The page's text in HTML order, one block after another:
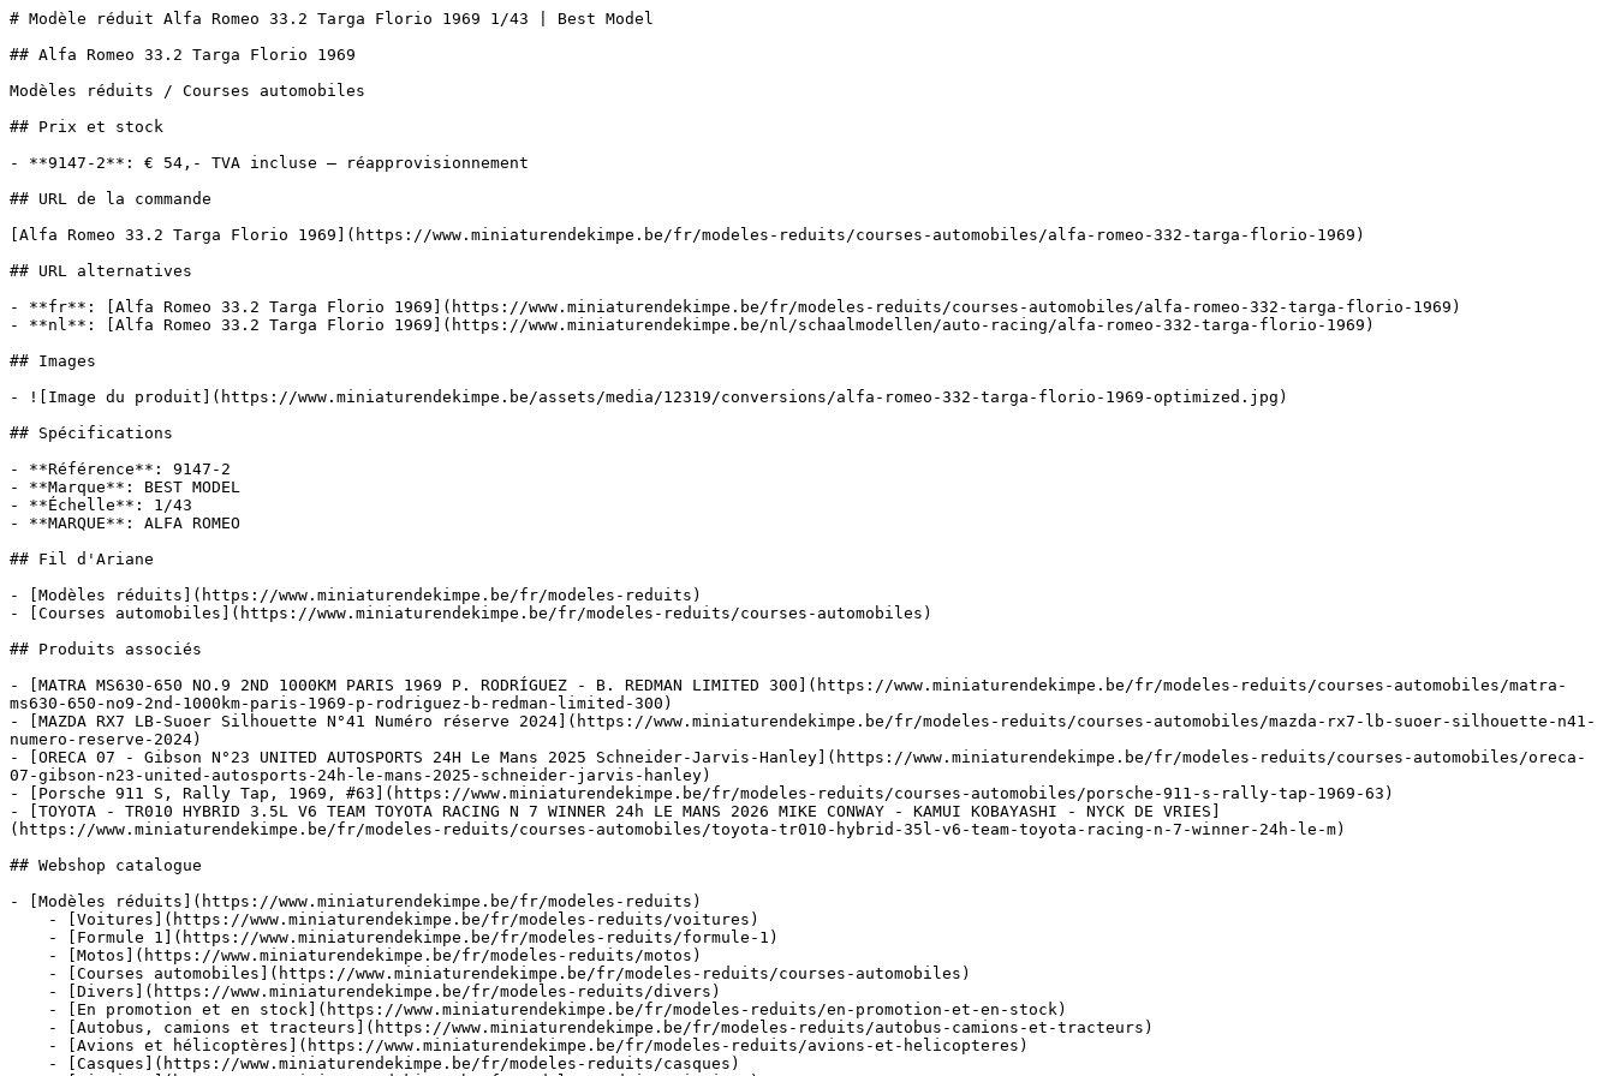
# Modèle réduit Alfa Romeo 33.2 Targa Florio 1969 1/43 | Best Model
## Alfa Romeo 33.2 Targa Florio 1969
Modèles réduits / Courses automobiles
## Prix et stock
- **9147-2**: € 54,- TVA incluse — réapprovisionnement
## URL de la commande
[Alfa Romeo 33.2 Targa Florio 1969](https://www.miniaturendekimpe.be/fr/modeles-reduits/courses-automobiles/alfa-romeo-332-targa-florio-1969)
## URL alternatives
- **fr**: [Alfa Romeo 33.2 Targa Florio 1969](https://www.miniaturendekimpe.be/fr/modeles-reduits/courses-automobiles/alfa-romeo-332-targa-florio-1969)
- **nl**: [Alfa Romeo 33.2 Targa Florio 1969](https://www.miniaturendekimpe.be/nl/schaalmodellen/auto-racing/alfa-romeo-332-targa-florio-1969)
## Images
- ![Image du produit](https://www.miniaturendekimpe.be/assets/media/12319/conversions/alfa-romeo-332-targa-florio-1969-optimized.jpg)
## Spécifications
- **Référence**: 9147-2
- **Marque**: BEST MODEL
- **Échelle**: 1/43
- **MARQUE**: ALFA ROMEO
## Fil d'Ariane
- [Modèles réduits](https://www.miniaturendekimpe.be/fr/modeles-reduits)
- [Courses automobiles](https://www.miniaturendekimpe.be/fr/modeles-reduits/courses-automobiles)
## Produits associés
- [MATRA MS630-650 NO.9 2ND 1000KM PARIS 1969 P. RODRÍGUEZ - B. REDMAN LIMITED 300](https://www.miniaturendekimpe.be/fr/modeles-reduits/courses-automobiles/matra-
ms630-650-no9-2nd-1000km-paris-1969-p-rodriguez-b-redman-limited-300)
- [MAZDA RX7 LB-Suoer Silhouette N°41 Numéro réserve 2024](https://www.miniaturendekimpe.be/fr/modeles-reduits/courses-automobiles/mazda-rx7-lb-suoer-silhouette-n41-
numero-reserve-2024)
- [ORECA 07 - Gibson N°23 UNITED AUTOSPORTS 24H Le Mans 2025 Schneider-Jarvis-Hanley](https://www.miniaturendekimpe.be/fr/modeles-reduits/courses-automobiles/oreca-
07-gibson-n23-united-autosports-24h-le-mans-2025-schneider-jarvis-hanley)
- [Porsche 911 S, Rally Tap, 1969, #63](https://www.miniaturendekimpe.be/fr/modeles-reduits/courses-automobiles/porsche-911-s-rally-tap-1969-63)
- [TOYOTA - TR010 HYBRID 3.5L V6 TEAM TOYOTA RACING N 7 WINNER 24h LE MANS 2026 MIKE CONWAY - KAMUI KOBAYASHI - NYCK DE VRIES]
(https://www.miniaturendekimpe.be/fr/modeles-reduits/courses-automobiles/toyota-tr010-hybrid-35l-v6-team-toyota-racing-n-7-winner-24h-le-m)
## Webshop catalogue
- [Modèles réduits](https://www.miniaturendekimpe.be/fr/modeles-reduits)